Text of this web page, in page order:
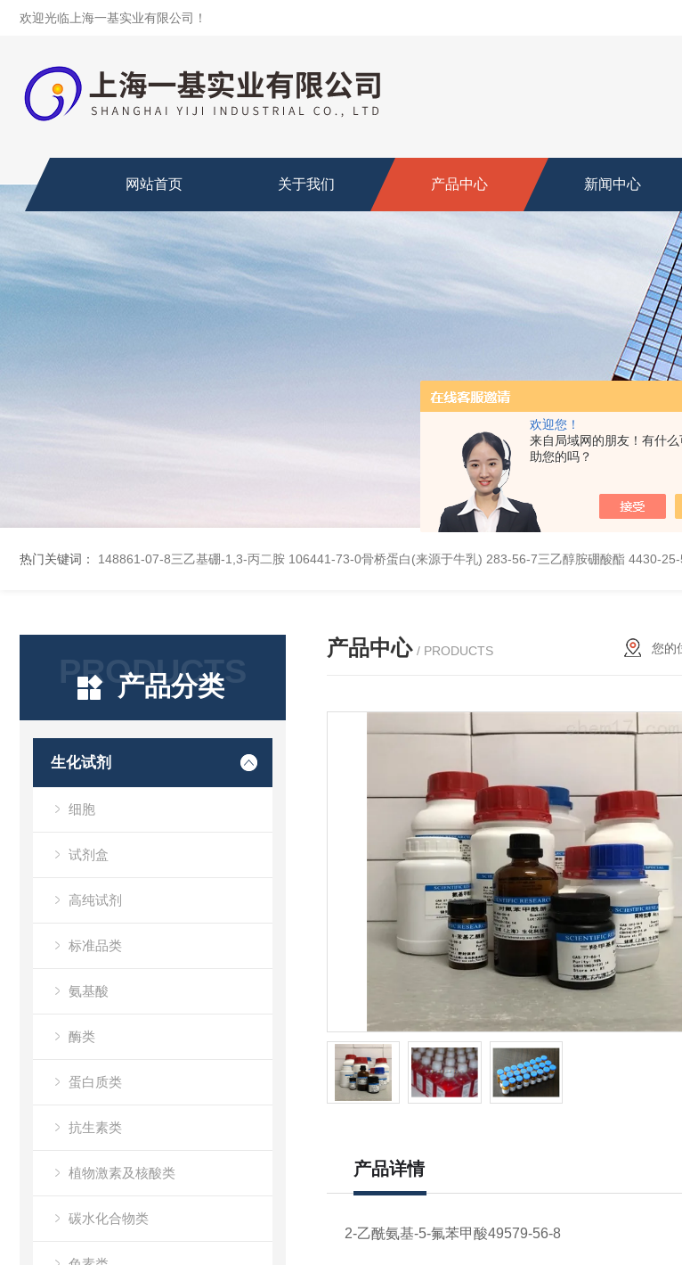
欢迎您！
来自局域网的朋友！有什
助您的吗？
欢迎光临上海一基实业有限公司！
网站首页 关于我们 产品中心 新闻中心
热门关键词： 148861-07-8三乙基硼-1,3-丙二胺 106441-73-0骨桥蛋白(来源于牛乳) 283-56-7三乙醇胺硼酸酯 4430-
PRODUCTS
产品分类
生化试剂
细胞
试剂盒
高纯试剂
标准品类
氨基酸
酶类
蛋白质类
抗生素类
植物激素及核酸类
碳水化合物类
产品中心 / PRODUCTS 您的
产品详情
2-乙酰氨基-5-氟苯甲酸49579-56-8